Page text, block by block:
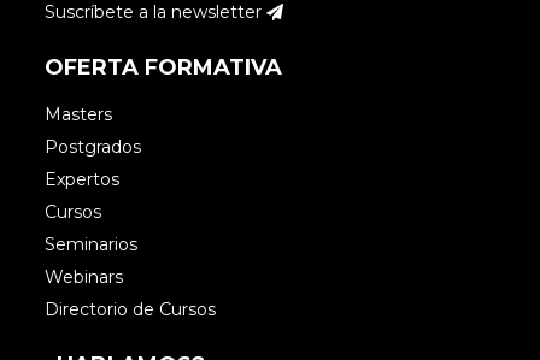
Suscríbete a la newsletter
OFERTA FORMATIVA
Masters
Postgrados
Expertos
Cursos
Seminarios
Webinars
Directorio de Cursos